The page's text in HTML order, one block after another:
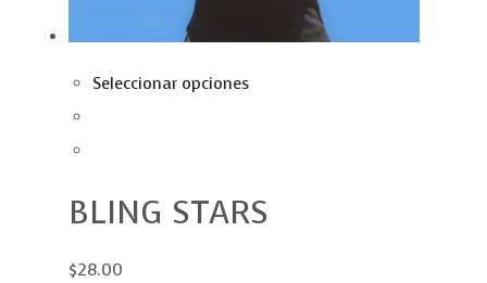
Seleccionar opciones
BLING STARS
$28.00